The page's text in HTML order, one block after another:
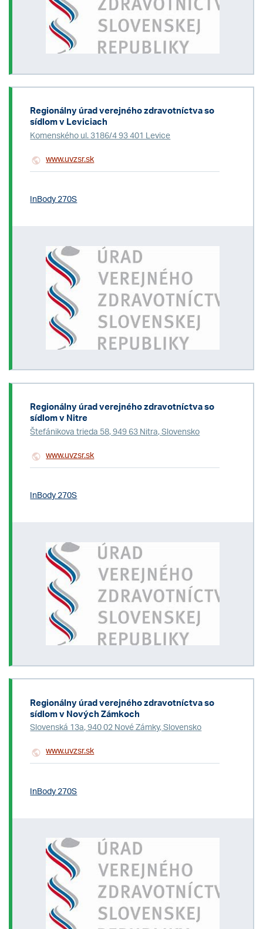
Regionálny úrad verejného zdravotníctva so
sídlom v Leviciach
Komenského ul. 3186/4 93 401 Levice
www.uvzsr.sk
InBody 270S
Regionálny úrad verejného zdravotníctva so
sídlom v Nitre
Štefánikova trieda 58, 949 63 Nitra, Slovensko
www.uvzsr.sk
InBody 270S
Regionálny úrad verejného zdravotníctva so
sídlom v Nových Zámkoch
Slovenská 13a, 940 02 Nové Zámky, Slovensko
www.uvzsr.sk
InBody 270S